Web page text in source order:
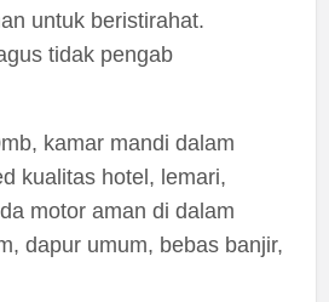
untuk beristirahat.
tidak pengab
kamar mandi dalam
kualitas hotel, lemari,
motor aman di dalam
dapur umum, bebas banjir,